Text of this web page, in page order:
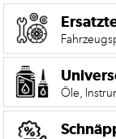
Garage
Carport
Die
Mobile
Version
Öle,